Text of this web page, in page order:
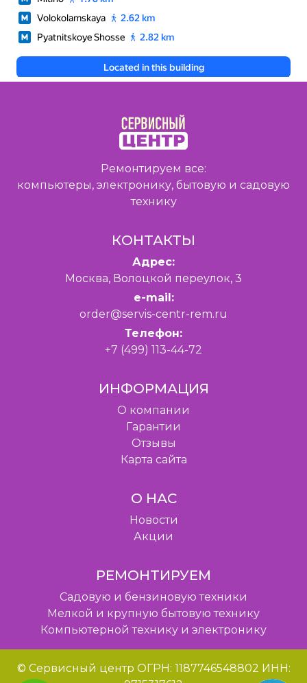
Ремонтируем все:
компьютеры, электронику, бытовую и садовую
технику
КОНТАКТЫ
Адрес:
Москва, Волоцкой переулок, 3
e-mail:
order@servis-centr-rem.ru
Телефон:
+7 (499) 113-44-72
ИНФОРМАЦИЯ
O компании
Гарантии
Отзывы
Карта сайта
О НАС
Новости
Акции
РЕМОНТИРУЕМ
Садовую и бензиновую техники
Мелкой и крупную бытовую технику
Компьютерной технику и электронику
© Сервисный центр ОГРН: 1187746548802 ИНН: